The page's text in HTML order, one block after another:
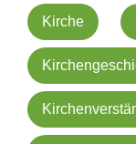
Kirche